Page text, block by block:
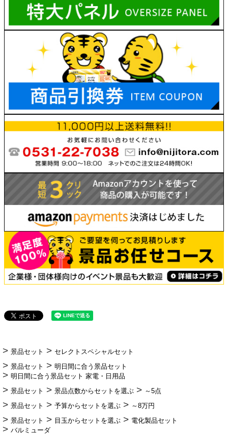
景品セット
セレクトスペシャルセット
景品セット
明日間に合う景品セット
明日間に合う景品セット 家電・日用品
景品セット
景品点数からセットを選ぶ
～5点
景品セット
予算からセットを選ぶ
～8万円
景品セット
目玉からセットを選ぶ
電化製品セット
バルミューダ